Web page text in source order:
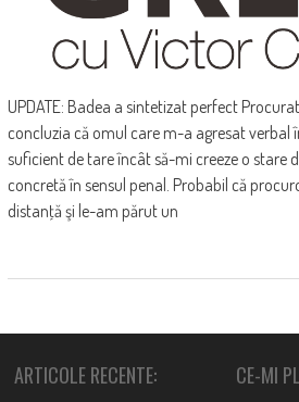
UPDATE: Badea a sintetizat perfect
concluzia că omul care m-a agresat
suficient de tare încât să-mi creeze o stare
concretă în sensul penal. Probabil că
distanţă şi le-am părut un
ARTICOLE RECENTE: CE-MI